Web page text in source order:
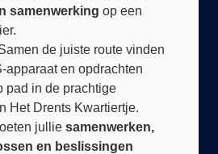
de juiste route vinden
apparaat en opdrachten
pad in de prachtige
Het Drents Kwartiertje.
julliesamenwerken,
en beslissingen
juiste route te vinden. Een